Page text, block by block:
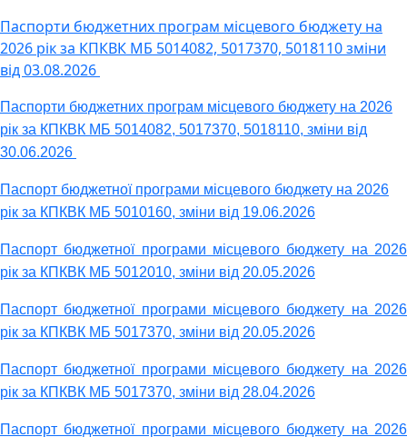
Паспорти бюджетних програм місцевого бюджету на
2026 рік за КПКВК МБ 5014082, 5017370, 5018110 зміни
від 03.08.2026
Паспорти бюджетних програм місцевого бюджету на 2026
рік за КПКВК МБ 5014082, 5017370, 5018110, зміни від
30.06.2026
Паспорт бюджетної програми місцевого бюджету на 2026
рік за КПКВК МБ 5010160, зміни від 19.06.2026
Паспорт бюджетної програми місцевого бюджету на 2026
рік за КПКВК МБ 5012010, зміни від 20.05.2026
Паспорт бюджетної програми місцевого бюджету на 2026
рік за КПКВК МБ 5017370, зміни від 20.05.2026
Паспорт бюджетної програми місцевого бюджету на 2026
рік за КПКВК МБ 5017370, зміни від 28.04.2026
Паспорт бюджетної програми місцевого бюджету на 2026